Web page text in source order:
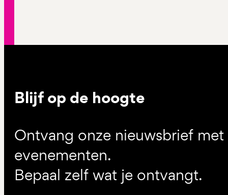
Blijf op de hoogte
Ontvang onze nieuwsbrief
evenementen.
Bepaal zelf wat je ontvangt.